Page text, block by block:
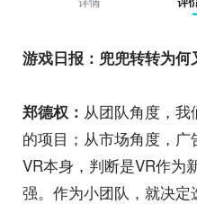
游戏日报：兜兜转转为何
郑德权： 从团队角度，
的项目；从市场角度，
VR本身，判断是VR作为
强。作为小团队，就决